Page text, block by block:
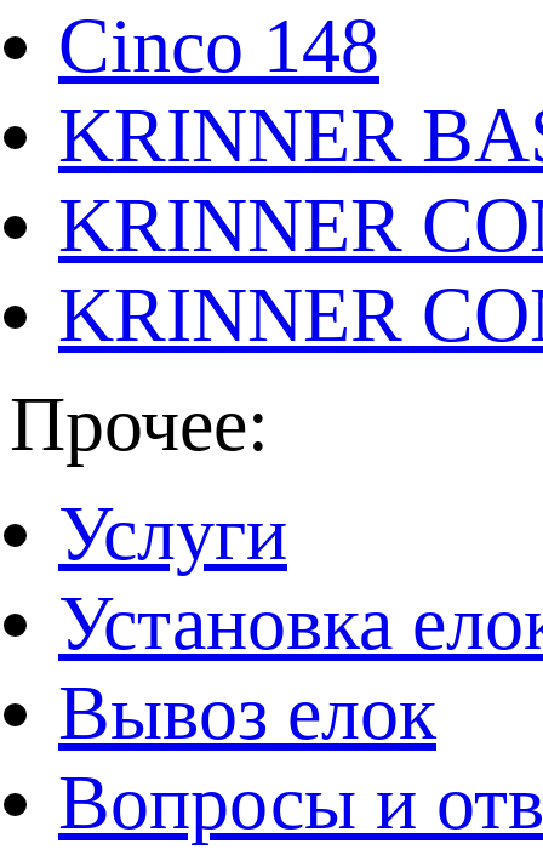
Cinco 148
KRINNER
KRINNER
KRINNER
Прочее:
Услуги
Установка
Вывоз елок
Вопросы и